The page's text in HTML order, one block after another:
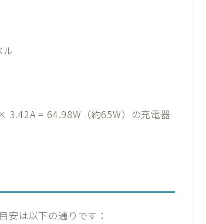
ル
3.42A = 64.98W（約65W）の充電器
安は以下の通りです：